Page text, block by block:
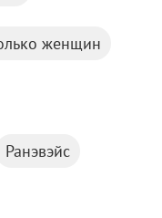
женщин
Ранэвэйс